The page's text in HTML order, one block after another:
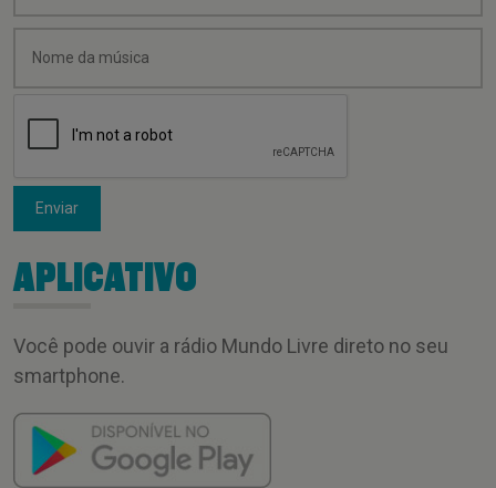
Enviar
APLICATIVO
Você pode ouvir a rádio Mundo Livre direto no seu
smartphone.